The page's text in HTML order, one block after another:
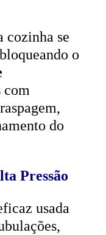
cozinha se
o
com
do
Pressão
usada